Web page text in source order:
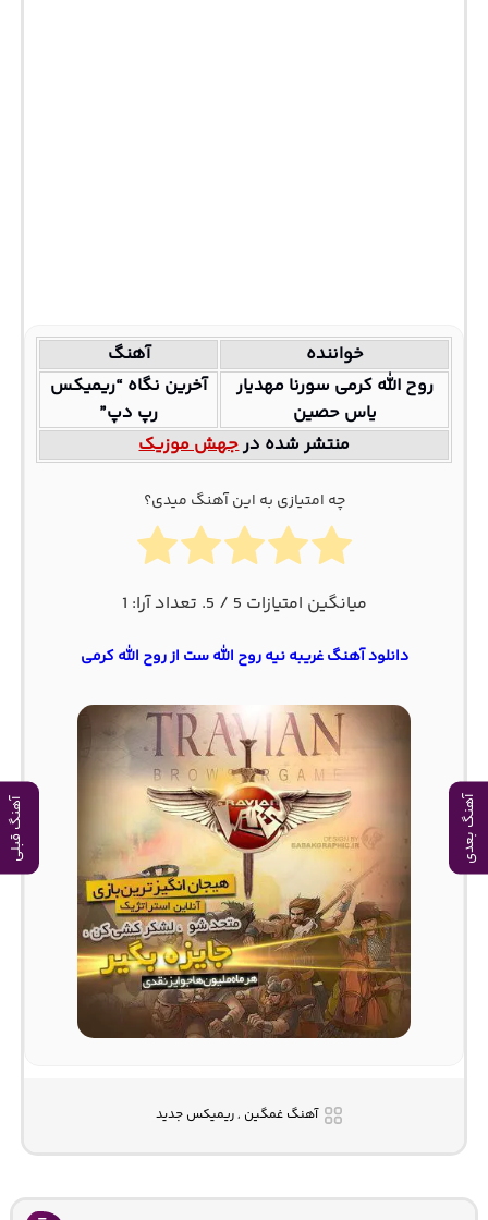
آهنگ بعدی آهنگ قبلی
خواننده
آهنگ
روح الله کرمی سورنا مهدیار
یاس حصین
آخرین نگاه “ریمیکس
رپ دپ”
منتشر شده درجهش موزیک
چه امتیازی به این آهنگ میدی؟
میانگین امتیازات 5 / 5. تعداد آرا: 1
دانلود آهنگ غریبه نیه روح الله‌ ست از روح الله کرمی
آهنگ غمگین , ریمیکس جدید